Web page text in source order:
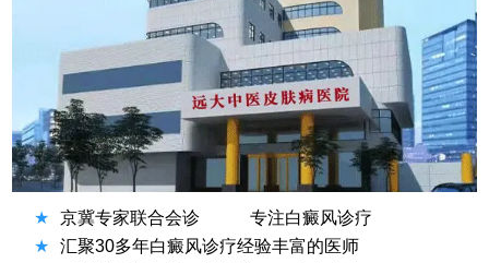
★ 京冀专家联合会诊
专注白癜风诊疗
★
汇聚30多年白癜风诊疗经验丰富的医师